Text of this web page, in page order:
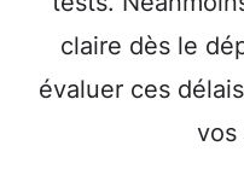
claire dès le
évaluer ces
vos